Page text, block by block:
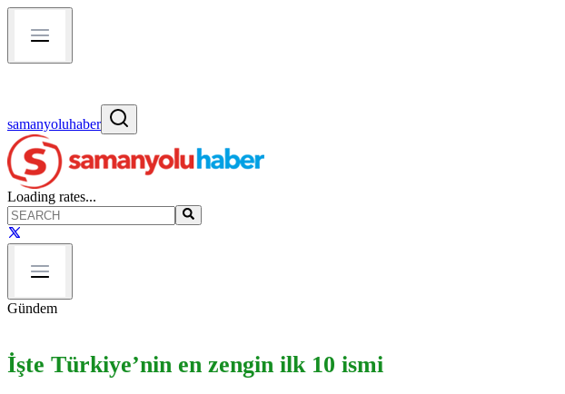
samanyoluhaber
Loading rates...
Gündem
İşte Türkiye’nin en zengin ilk 10 ismi